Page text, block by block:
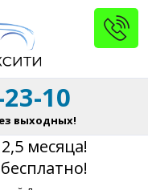
10
выходных!
месяца!